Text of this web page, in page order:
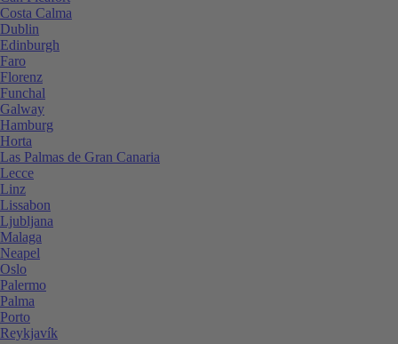
Costa Calma
Dublin
Edinburgh
Faro
Florenz
Funchal
Galway
Hamburg
Horta
Las Palmas de Gran Canaria
Lecce
Linz
Lissabon
Ljubljana
Malaga
Neapel
Oslo
Palermo
Palma
Porto
Reykjavík